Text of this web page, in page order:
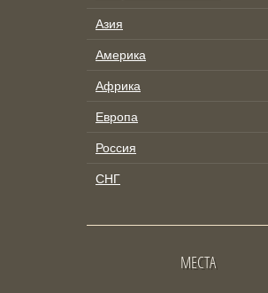
Азия
Америка
Африка
Европа
Россия
СНГ
МЕСТА